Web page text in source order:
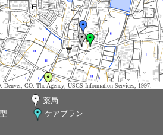
CO: The Agency; USGS Information Services, 1997.
薬局
ケアプラン